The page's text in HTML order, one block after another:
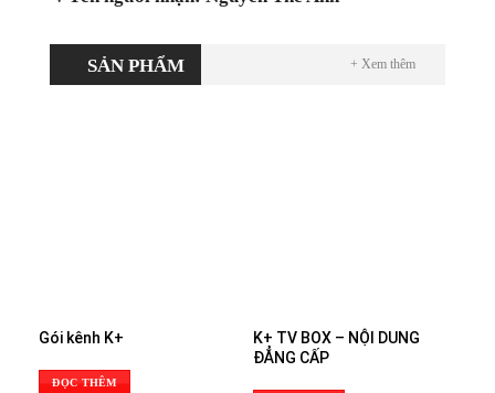
SẢN PHẨM + Xem thêm
Gói kênh K+
ĐỌC THÊM
K+ TV BOX – NỘI DUNG
ĐẲNG CẤP